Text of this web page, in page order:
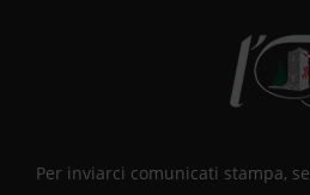
Per inviarci comunicati stampa,